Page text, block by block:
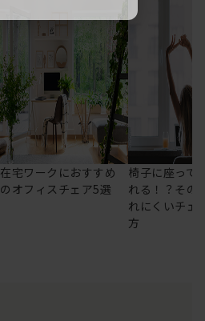
在宅ワークにおすすめ
のオフィスチェア5選
椅子に座って
れる！？その
れにくいチェ
方